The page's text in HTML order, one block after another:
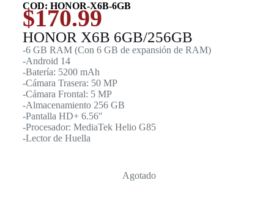
COD: HONOR-X6B-6GB
$170.99
HONOR X6B 6GB/256GB
-6 GB RAM (Con 6 GB de expansión de RAM)
-Android 14
-Batería: 5200 mAh
-Cámara Trasera: 50 MP
-Cámara Frontal: 5 MP
-Almacenamiento 256 GB
-Pantalla HD+ 6.56″
-Procesador: MediaTek Helio G85
-Lector de Huella
Agotado